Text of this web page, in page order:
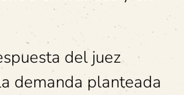
del juez
demanda planteada